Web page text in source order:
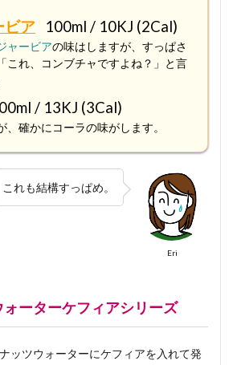
ビア 100ml / 10KJ (2Cal)
ャービアの味はしますが、すっぱさ
これ、コンブチャですよね？」と言
/ 13KJ (3Cal)
、確かにコーラの味がします。
Eri
これも結構すっぱめ。
ォーターケフィアシリーズ
ッツウォーターにケフィアを入れて発